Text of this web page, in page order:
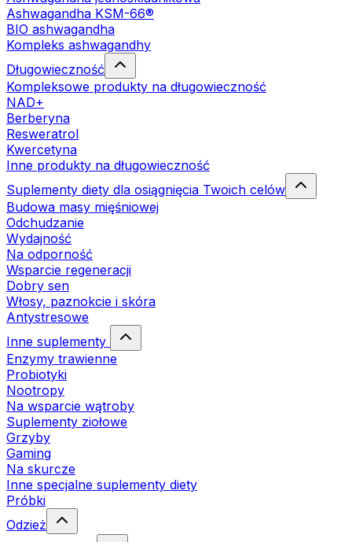
Ashwagandha KSM-66®
BIO ashwagandha
Kompleks ashwagandhy
Długowieczność
Kompleksowe produkty na długowieczność
NAD+
Berberyna
Resweratrol
Kwercetyna
Inne produkty na długowieczność
Suplementy diety dla osiągnięcia Twoich celów
Budowa masy mięśniowej
Odchudzanie
Wydajność
Na odporność
Wsparcie regeneracji
Dobry sen
Włosy, paznokcie i skóra
Antystresowe
Inne suplementy
Enzymy trawienne
Probiotyki
Nootropy
Na wsparcie wątroby
Suplementy ziołowe
Grzyby
Gaming
Na skurcze
Inne specjalne suplementy diety
Próbki
Odzież